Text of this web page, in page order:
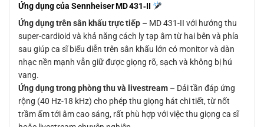
Ứng dụng của Sennheiser MD 431‑II
Ứng dụng trên sân khấu trực tiếp – MD 431-II với hướng thu
super-cardioid và khả năng cách ly tạp âm từ hai bên và phía
sau giúp ca sĩ biểu diễn trên sân khấu lớn có monitor và dàn
nhạc nền mạnh vẫn giữ được giọng rõ, sạch và không bị hú
vang.
Ứng dụng trong phòng thu và livestream – Dải tần đáp ứng
rộng (40 Hz-18 kHz) cho phép thu giọng hát chi tiết, từ nốt
trầm ấm tới âm cao sáng, rất phù hợp với việc thu giọng ca sĩ